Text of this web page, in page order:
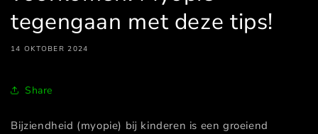
tegengaan met deze tips!
14 OKTOBER 2024
Share
Bijziendheid (myopie) bij kinderen is een groeiend